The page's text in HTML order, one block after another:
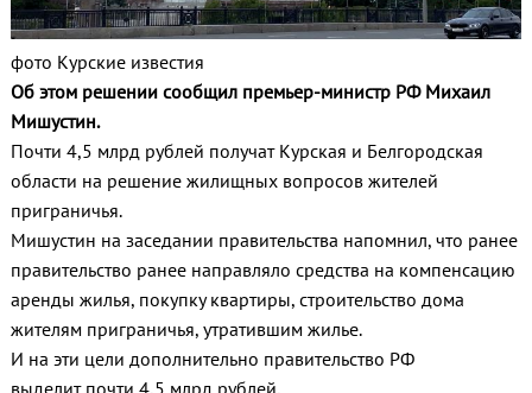
фото Курские известия
Об этом решении сообщил премьер-министр РФ Михаил
Мишустин.
Почти 4,5 млрд рублей получат Курская и Белгородская
области на решение жилищных вопросов жителей
приграничья.
Мишустин на заседании правительства напомнил, что ранее
правительство ранее направляло средства на компенсацию
аренды жилья, покупку квартиры, строительство дома
жителям приграничья, утратившим жилье.
И на эти цели дополнительно правительство РФ
выделит почти 4,5 млрд рублей.